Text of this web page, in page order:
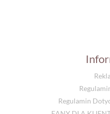
Regulamin